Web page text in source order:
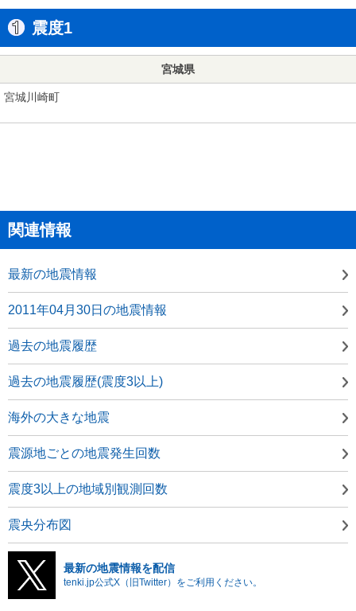
震度1
宮城県
宮城川崎町
関連情報
最新の地震情報
2011年04月30日の地震情報
過去の地震履歴
過去の地震履歴(震度3以上)
海外の大きな地震
震源地ごとの地震発生回数
震度3以上の地域別観測回数
震央分布図
最新の地震情報を配信
tenki.jp公式X（旧Twitter）をご利用ください。